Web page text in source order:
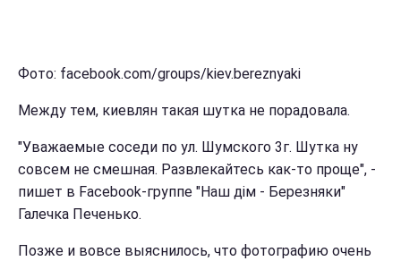
Фото: facebook.com/groups/kiev.bereznyaki
Между тем, киевлян такая шутка не порадовала.
"Уважаемые соседи по ул. Шумского 3г. Шутка ну
совсем не смешная. Развлекайтесь как-то проще", -
пишет в Facebook-группе "Наш дім - Березняки"
Галечка Печенько‎.
Позже и вовсе выяснилось, что фотографию очень